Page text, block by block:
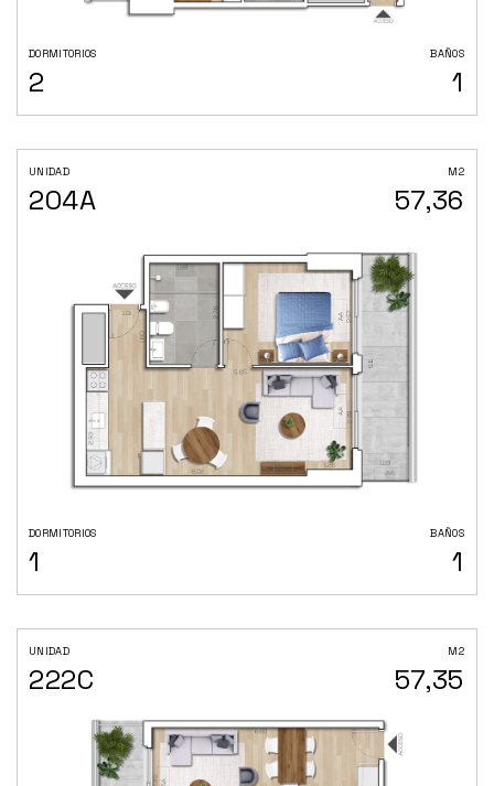
DORMITORIOS
2
BAÑOS
1
UNIDAD
204A
M2
57,36
DORMITORIOS
1
BAÑOS
1
UNIDAD
222C
M2
57,35